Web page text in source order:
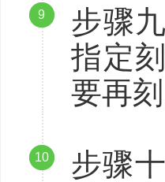
9
步骤
指定
要再刻
10
步骤